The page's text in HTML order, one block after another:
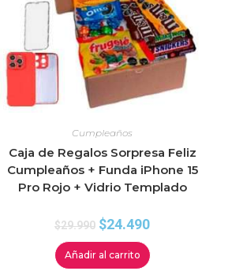
Cumpleaños
Caja de Regalos Sorpresa Feliz
Cumpleaños + Funda iPhone 15
Pro Rojo + Vidrio Templado
$29.990 $24.490
Añadir al carrito